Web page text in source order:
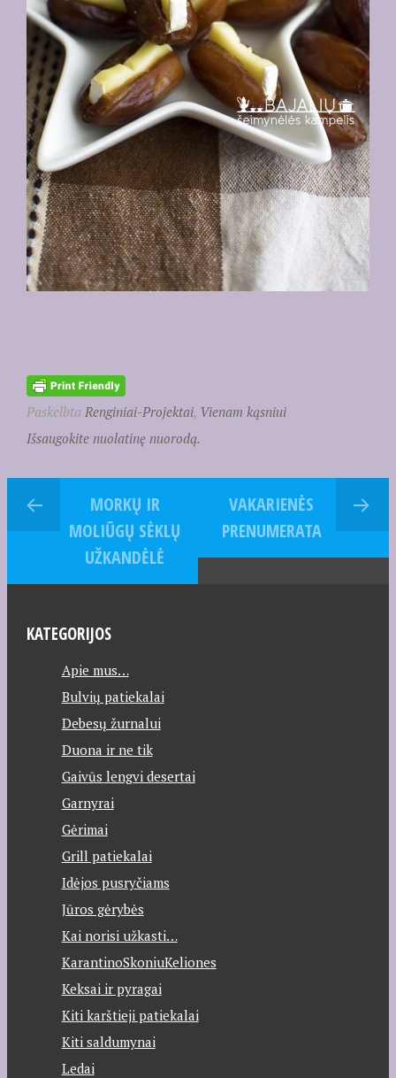
Paskelbta Renginiai-Projektai, Vienam kąsniui
Išsaugokite nuolatinę nuorodą.
MORKŲ IR
MOLIŪGŲ SĖKLŲ
UŽKANDĖLĖ
VAKARIENĖS
PRENUMERATA
KATEGORIJOS
Apie mus…
Bulvių patiekalai
Debesų žurnalui
Duona ir ne tik
Gaivūs lengvi desertai
Garnyrai
Gėrimai
Grill patiekalai
Idėjos pusryčiams
Jūros gėrybės
Kai norisi užkasti…
KarantinoSkoniuKeliones
Keksai ir pyragai
Kiti karštieji patiekalai
Kiti saldumynai
Ledai